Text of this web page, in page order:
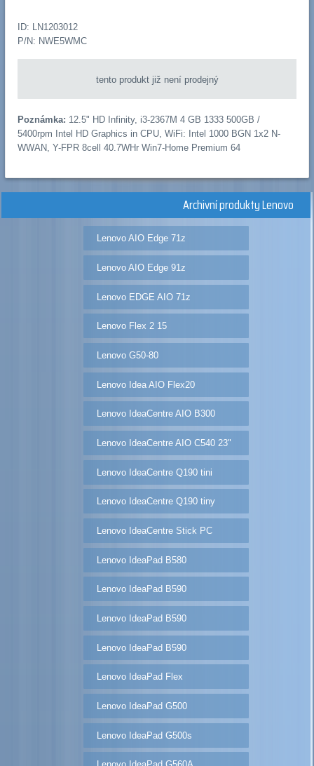
ID: LN1203012
P/N: NWE5WMC
tento produkt již není prodejný
Poznámka: 12.5" HD Infinity, i3-2367M 4 GB 1333 500GB /
5400rpm Intel HD Graphics in CPU, WiFi: Intel 1000 BGN 1x2 N-
WWAN, Y-FPR 8cell 40.7WHr Win7-Home Premium 64
Archivní produkty Lenovo
Lenovo AIO Edge 71z
Lenovo AIO Edge 91z
Lenovo EDGE AIO 71z
Lenovo Flex 2 15
Lenovo G50-80
Lenovo Idea AIO Flex20
Lenovo IdeaCentre AIO B300
Lenovo IdeaCentre AIO C540 23"
Lenovo IdeaCentre Q190 tini
Lenovo IdeaCentre Q190 tiny
Lenovo IdeaCentre Stick PC
Lenovo IdeaPad B580
Lenovo IdeaPad B590
Lenovo IdeaPad B590
Lenovo IdeaPad B590
Lenovo IdeaPad Flex
Lenovo IdeaPad G500
Lenovo IdeaPad G500s